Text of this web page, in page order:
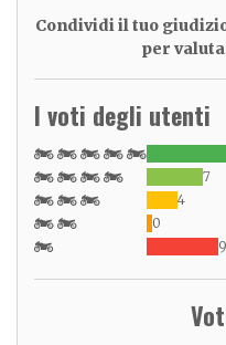
Condividi il tuo
per
I voti degli utenti
7
4
0
9